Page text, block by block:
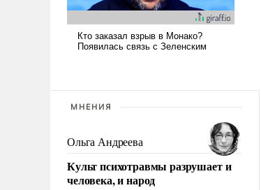
МНЕНИЯ
Ольга Андреева
Культ психотравмы разрушает и
человека, и народ